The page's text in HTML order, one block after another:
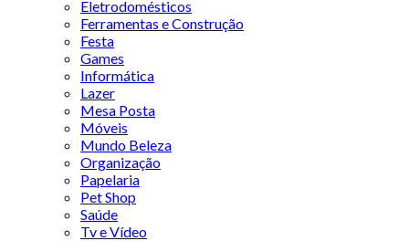
Eletrodomésticos
Ferramentas e Construção
Festa
Games
Informática
Lazer
Mesa Posta
Móveis
Mundo Beleza
Organização
Papelaria
Pet Shop
Saúde
Tv e Vídeo